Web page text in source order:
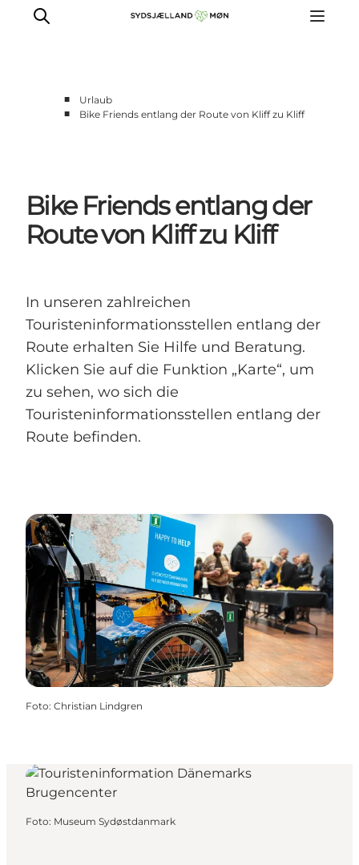
Essen
Unterkunft
Reise planen
■
Urlaub
■
Bike Friends entlang der Route von Kliff zu Kliff
Bike Friends entlang der
Route von Kliff zu Kliff
In unseren zahlreichen
Touristeninformationsstellen entlang der
Route erhalten Sie Hilfe und Beratung.
Klicken Sie auf die Funktion „Karte“, um
zu sehen, wo sich die
Touristeninformationsstellen entlang der
Route befinden.
Foto: Christian Lindgren
Foto: Museum Sydøstdanmark